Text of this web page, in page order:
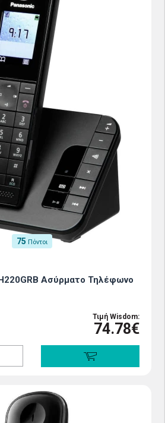
75 Πόντοι
Ασύρματο Τηλέφωνο
Τιμή Wisdom:
74.78€